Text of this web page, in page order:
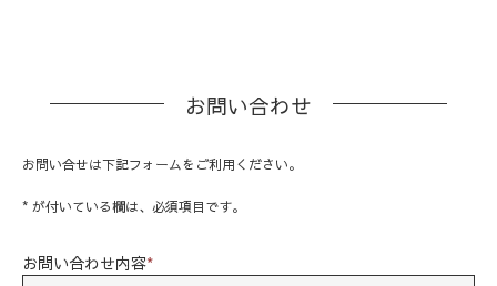
お問い合わせ
お問い合せは下記フォームをご利用ください。
* が付いている欄は、必須項目です。
お問い合わせ内容*